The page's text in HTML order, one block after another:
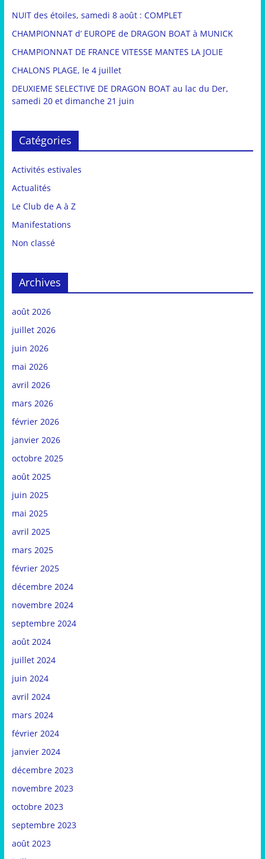
NUIT des étoiles, samedi 8 août : COMPLET
CHAMPIONNAT d’ EUROPE de DRAGON BOAT à MUNICK
CHAMPIONNAT DE FRANCE VITESSE MANTES LA JOLIE
CHALONS PLAGE, le 4 juillet
DEUXIEME SELECTIVE DE DRAGON BOAT au lac du Der,
samedi 20 et dimanche 21 juin
Catégories
Activités estivales
Actualités
Le Club de A à Z
Manifestations
Non classé
Archives
août 2026
juillet 2026
juin 2026
mai 2026
avril 2026
mars 2026
février 2026
janvier 2026
octobre 2025
août 2025
juin 2025
mai 2025
avril 2025
mars 2025
février 2025
décembre 2024
novembre 2024
septembre 2024
août 2024
juillet 2024
juin 2024
avril 2024
mars 2024
février 2024
janvier 2024
décembre 2023
novembre 2023
octobre 2023
septembre 2023
août 2023